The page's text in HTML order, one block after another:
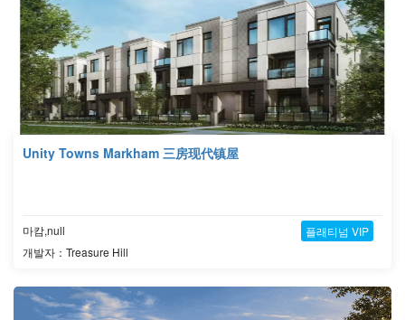
Unity Towns Markham 三房现代镇屋
마캄,null
개발자：Treasure Hill
플래티넘 VIP